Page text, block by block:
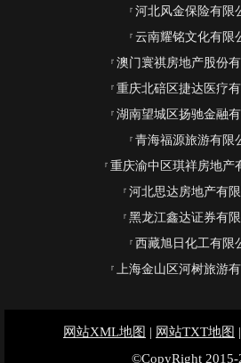
河北风金保险有限
云南耀铭文化有限
澳门寰祺房地产股份有
重庆北碚区捷达医疗有
湖南望城区扬驰金融有
青海福源旅游有限
重庆渝中区琪祥房地产
河北思达房地产有限
黑龙江鑫达证券有限
西藏旭日化工有限
上海金山区河树旅游有
网站XML地图 | 网站TXT地图 |
©CopyRight 2015-